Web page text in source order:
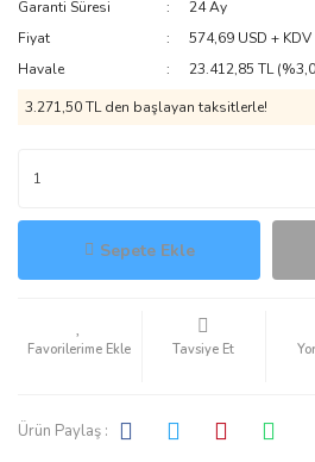
Garanti Süresi
24 Ay
Fiyat
574,69 USD + KDV
Havale
23.412,85 TL
3.271,50 TL den başlayan taksitlerle!
Sepete Ekle
Tavsiye Et
Ürün Paylaş :